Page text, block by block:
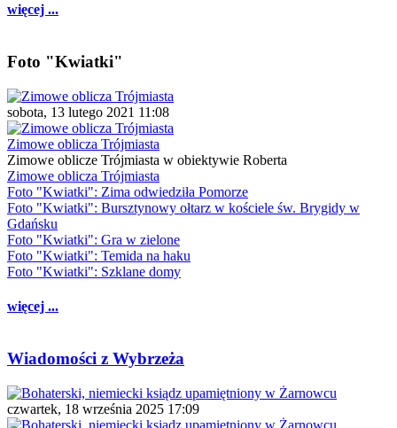
więcej ...
Foto "Kwiatki"
sobota, 13 lutego 2021 11:08
Zimowe oblicza Trójmiasta
Zimowe oblicze Trójmiasta w obiektywie Roberta
Zimowe oblicza Trójmiasta
Foto "Kwiatki": Zima odwiedziła Pomorze
Foto "Kwiatki": Bursztynowy ołtarz w kościele św. Brygidy w
Gdańsku
Foto "Kwiatki": Gra w zielone
Foto "Kwiatki": Temida na haku
Foto "Kwiatki": Szklane domy
więcej ...
Wiadomości z Wybrzeża
czwartek, 18 września 2025 17:09